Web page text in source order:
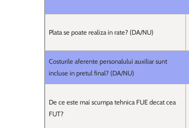
Plata se poate realiza in rate? (DA/NU)
Costurile aferente personalului auxiliar sunt
incluse in pretul final? (DA/NU)
De ce este mai scumpa tehnica FUE decat cea
FUT?